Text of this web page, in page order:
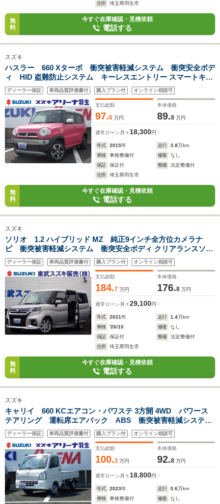
住所
埼玉県羽生市
無
料
今すぐ在庫確認・見積依頼
電話する
スズキ
ハスラー 660 Xターボ 衝突被害軽減システム 衝突安全ボデ
ィ HID 盗難防止システム キーレスエントリー スマートキ
ー アイドリングストップ ベンチシート フルフラット シー
トヒーター エアコン パワーステアリング
ディーラー保証 車両品質評価書付 購入プラン付 オンライン相談可
支払総額
97.6 万円
本体価格
89.8 万円
通常ローン 月々 18,300円
年式 2015年 走行 3.8万km
車検
車検整備付 修復
なし
保証
保証付 整備
法定整備付
住所
埼玉県羽生市
無
料
今すぐ在庫確認・見積依頼
電話する
スズキ
ソリオ 1.2 ハイブリッド MZ 純正9インチ全方位カメラナ
ビ 衝突被害軽減システム 衝突安全ボディ クリアランスソナ
ー 盗難防止システム キーレスエントリー スマートキー アイド
リングストップ フルフラット ウォークスルー
ディーラー保証 車両品質評価書付 購入プラン付 オンライン相談可
支払総額
184.7 万円
本体価格
176.8 万円
通常ローン 月々29,100円
年式 2021年 走行 1.4万km
車検
'26/10 修復
なし
保証
保証付 整備
法定整備付
住所
埼玉県羽生市
無
料
今すぐ在庫確認・見積依頼
電話する
スズキ
キャリイ 660 KCエアコン・パワステ 3方開 4WD パワース
テアリング 運転席エアバック ABS 衝突被害軽減システ
ム 4WD
ディーラー保証 車両品質評価書付 購入プラン付 オンライン相談可
支払総額
100.3 万円
本体価格
92.8 万円
通常ローン 月々 18,800円
年式 2023年 走行 0.6万km
車検
車検整備付 修復
なし